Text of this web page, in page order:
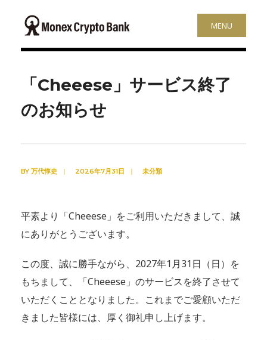
MENU
「Cheeese」サービス終了
のお知らせ
BY 万代惇史 | 2026年7月31日 | 未分類
平素より「Cheeese」をご利用いただきまして、誠
にありがとうございます。
この度、誠に勝手ながら、2027年1月31日（日）を
もちまして、「Cheeese」のサービスを終了させて
いただくこととなりました。これまでご愛顧いただ
きました皆様には、厚く御礼申し上げます。